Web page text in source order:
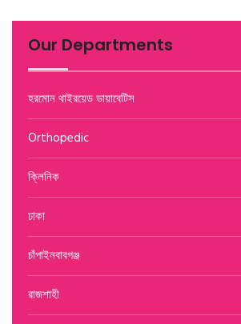
Our Departments
হরমোন থাইরয়েড ডায়াবেটিস
Orthopedic
ক্লিনিক
ঢাকা
চাঁপাইনবাবগঞ্জ
রাজশাহী